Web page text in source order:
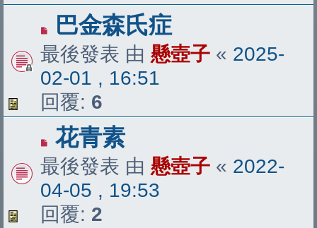
巴金森氏症
最後發表 由 懸壺子 « 2025-
02-01 , 16:51
回覆: 6
花青素
最後發表 由 懸壺子 « 2022-
04-05 , 19:53
回覆: 2